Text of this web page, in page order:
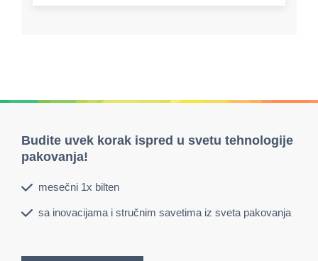
Budite uvek korak ispred u svetu tehnologije
pakovanja!
mesečni 1x bilten
sa inovacijama i stručnim savetima iz sveta pakovanja